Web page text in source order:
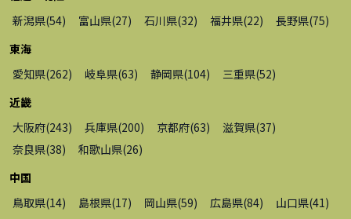
新潟県(54) 富山県(27) 石川県(32) 福井県(22) 長野県(75)
東海
愛知県(262) 岐阜県(63) 静岡県(104) 三重県(52)
近畿
大阪府(243) 兵庫県(200) 京都府(63) 滋賀県(37)
奈良県(38) 和歌山県(26)
中国
鳥取県(14) 島根県(17) 岡山県(59) 広島県(84) 山口県(41 )